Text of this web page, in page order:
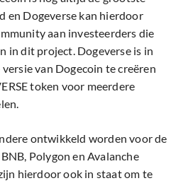
en Dogeverse kan hierdoor
aan investeerders die
in dit project. Dogeverse is in
van Dogecoin te creëren
token voor meerdere
ontwikkeld worden voor de
Polygon en Avalanche
hierdoor ook in staat om te